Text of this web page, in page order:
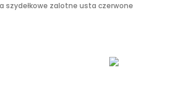
szydełkowe zalotne usta czerwone